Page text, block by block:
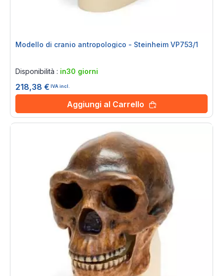
Modello di cranio antropologico - Steinheim VP753/1
Disponibilità : in30 giorni
218,38 € IVA incl.
Aggiungi al Carrello